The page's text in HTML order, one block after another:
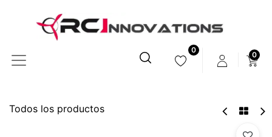
0
0
Todos los productos